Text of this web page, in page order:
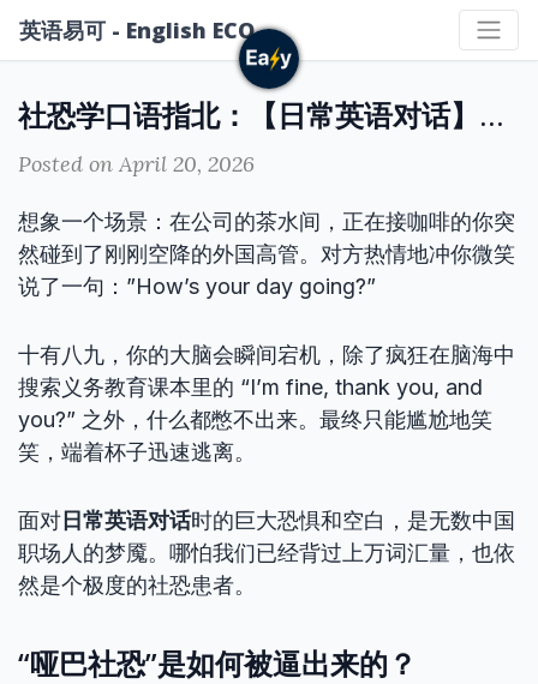
英语易可 - English ECO
社恐学口语指北：【日常英语对话】怎么开头不冷场？送你职场脱单利器
Posted on April 20, 2026
想象一个场景：在公司的茶水间，正在接咖啡的你突
然碰到了刚刚空降的外国高管。对方热情地冲你微笑
说了一句：”How’s your day going?”
十有八九，你的大脑会瞬间宕机，除了疯狂在脑海中
搜索义务教育课本里的 “I’m fine, thank you, and
you?” 之外，什么都憋不出来。最终只能尴尬地笑
笑，端着杯子迅速逃离。
面对日常英语对话时的巨大恐惧和空白，是无数中国
职场人的梦魇。哪怕我们已经背过上万词汇量，也依
然是个极度的社恐患者。
“哑巴社恐”是如何被逼出来的？